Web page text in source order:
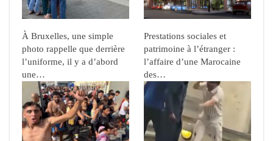
À Bruxelles, une simple
photo rappelle que derrière
l’uniforme, il y a d’abord
une…
Prestations sociales et
patrimoine à l’étranger :
l’affaire d’une Marocaine
des…